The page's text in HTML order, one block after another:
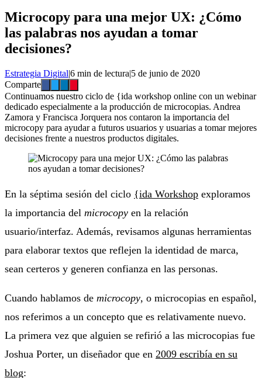
Microcopy para una mejor UX: ¿Cómo
las palabras nos ayudan a tomar
decisiones?
Estrategia Digital|6 min de lectura|5 de junio de 2020
Comparte
Continuamos nuestro ciclo de {ida workshop online con un webinar
dedicado especialmente a la producción de microcopias. Andrea
Zamora y Francisca Jorquera nos contaron la importancia del
microcopy para ayudar a futuros usuarios y usuarias a tomar mejores
decisiones frente a nuestros productos digitales.
En la séptima sesión del ciclo {ida Workshop exploramos
la importancia del microcopy en la relación
usuario/interfaz. Además, revisamos algunas herramientas
para elaborar textos que reflejen la identidad de marca,
sean certeros y generen confianza en las personas.
Cuando hablamos de microcopy, o microcopias en español,
nos referimos a un concepto que es relativamente nuevo.
La primera vez que alguien se refirió a las microcopias fue
Joshua Porter, un diseñador que en 2009 escribía en su
blog: